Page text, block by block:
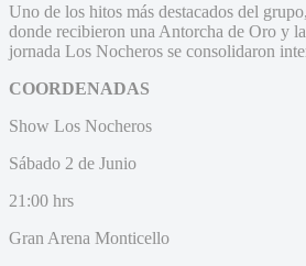
Uno de los hitos más destacados del
donde recibieron una Antorcha de Oro y
jornada Los Nocheros se consolidaron
COORDENADAS
Show Los Nocheros
Sábado 2 de Junio
21:00 hrs
Gran Arena Monticello